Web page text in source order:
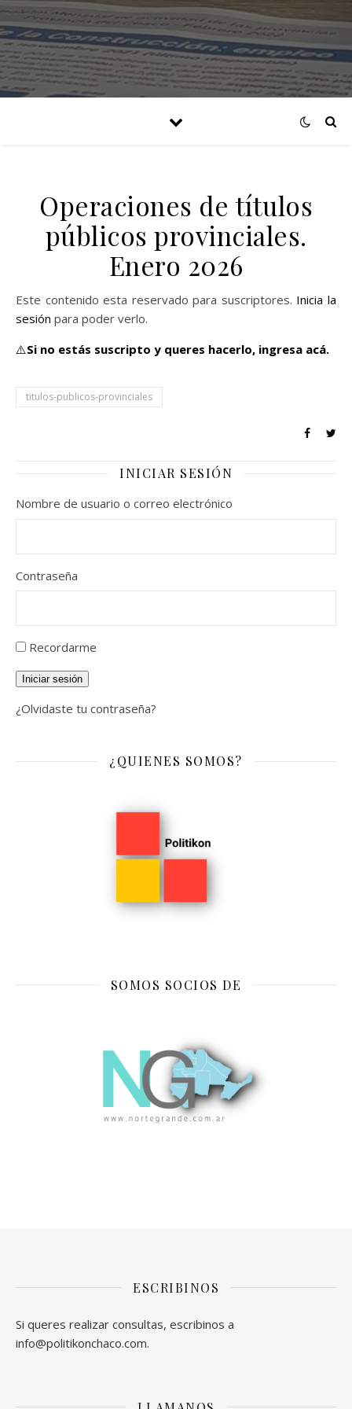
Operaciones de títulos
públicos provinciales.
Enero 2026
Este contenido esta reservado para suscriptores. Inicia la
sesión para poder verlo.
⚠️Si no estás suscripto y queres hacerlo, ingresa acá.
titulos-publicos-provinciales
INICIAR SESIÓN
Nombre de usuario o correo electrónico
Contraseña
Recordarme
Iniciar sesión
¿Olvidaste tu contraseña?
¿QUIENES SOMOS?
SOMOS SOCIOS DE
ESCRIBINOS
Si queres realizar consultas, escribinos a
info@politikonchaco.com.